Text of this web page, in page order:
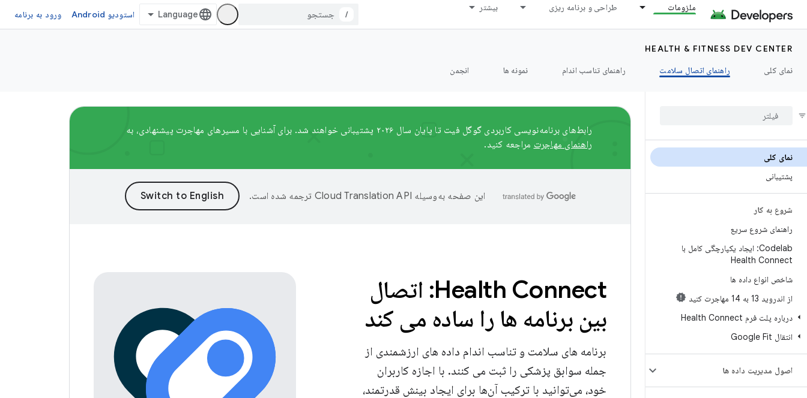
ملزومات طراحی و برنامه ریزی بیشتر
/ استودیو Android ورود به برنامه
HEALTH & FITNESS DEV CENTER
نمای کلی
راهنمای اتصال سلامت راهنمای تناسب اندام نمونه ها انجمن
نمای کلی
پشتیبانی
شروع به کار
راهنمای شروع سریع
Codelab: ایجاد یکپارچگی کامل با
Health Connect
شاخص انواع داده ها
از اندروید 13 به 14 مهاجرت کنید
درباره پلت فرم Health Connect
انتقال Google Fit
اصول مدیریت داده ها
رابط‌های برنامه‌نویسی کاربردی گوگل فیت تا پایان سال ۲۰۲۶ پشتیبانی خواهند شد. برای آشنایی با مسیرهای مهاجرت پیشنهادی، به
راهنمای مهاجرت مراجعه کنید.
این صفحه به‌وسیله ترجمه شده است.
Health Connect: اتصال
بین برنامه ها را ساده می کند
برنامه های سلامت و تناسب اندام داده های ارزشمندی از
جمله سوابق پزشکی را ثبت می کنند. با اجازه کاربران
خود، می‌توانید با ترکیب آن‌ها برای ایجاد بینش قدرتمند،